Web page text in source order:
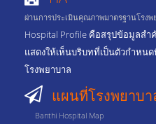
ผ่านการประเมินคุณภาพมาตรฐานโรงพ
Hospital Profile คือสรุปข้อมูลสำ
แสดงให้เห็นบริบทที่เป็นตัวกำหน
โรงพยาบาล
แผนที่โรงพยาบ
Banthi Hospital Map